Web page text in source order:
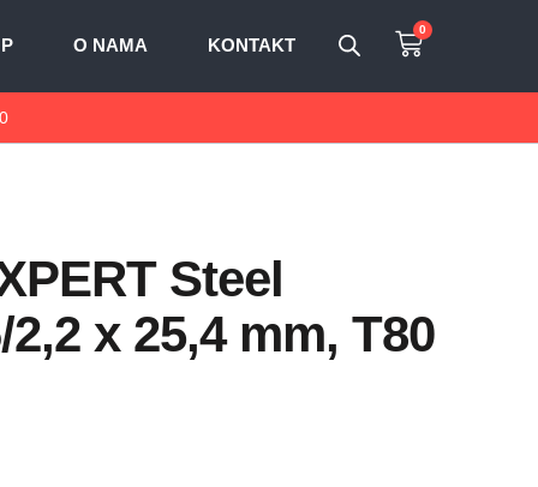
O NAMA KONTAKT
0
Steel
x 25,4 mm, T80